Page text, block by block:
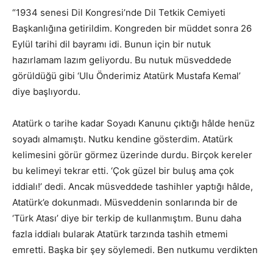
“1934 senesi Dil Kongresi’nde Dil Tetkik Cemiyeti
Başkanlığına getirildim. Kongreden bir müddet sonra 26
Eylül tarihi dil bayramı idi. Bunun için bir nutuk
hazırlamam lazım geliyordu. Bu nutuk müsveddede
görüldüğü gibi ‘Ulu Önderimiz Atatürk Mustafa Kemal’
diye başlıyordu.
Atatürk o tarihe kadar Soyadı Kanunu çıktığı hâlde henüz
soyadı almamıştı. Nutku kendine gösterdim. Atatürk
kelimesini görür görmez üzerinde durdu. Birçok kereler
bu kelimeyi tekrar etti. ‘Çok güzel bir buluş ama çok
iddialı!’ dedi. Ancak müsveddede tashihler yaptığı hâlde,
Atatürk’e dokunmadı. Müsveddenin sonlarında bir de
‘Türk Atası’ diye bir terkip de kullanmıştım. Bunu daha
fazla iddialı bularak Atatürk tarzında tashih etmemi
emretti. Başka bir şey söylemedi. Ben nutkumu verdikten